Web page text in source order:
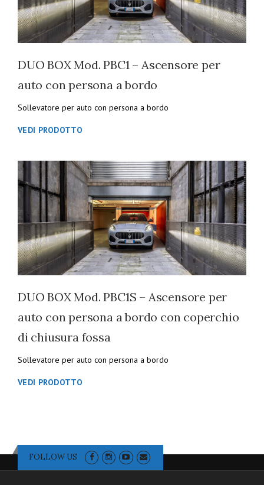
DUO BOX Mod. PBC1 – Ascensore per
auto con persona a bordo
Sollevatore per auto con persona a bordo
VEDI PRODOTTO
DUO BOX Mod. PBC1S – Ascensore per
auto con persona a bordo con coperchio
di chiusura fossa
Sollevatore per auto con persona a bordo
VEDI PRODOTTO
FOLLOW US